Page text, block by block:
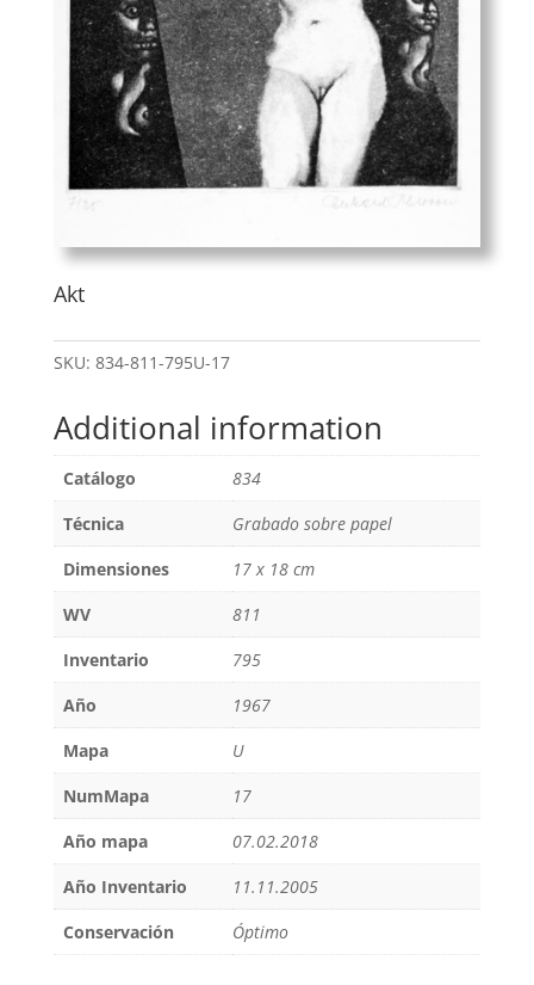
Akt
SKU: 834-811-795U-17
Additional information
Catálogo
834
Técnica
Grabado sobre papel
Dimensiones
17 x 18 cm
WV
811
Inventario
795
Año
1967
Mapa
U
NumMapa
17
Año mapa
07.02.2018
Año Inventario
11.11.2005
Conservación
Óptimo